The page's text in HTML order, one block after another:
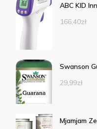
ABC KID
166,40zł
Swanson
29,99zł
Mjamjam